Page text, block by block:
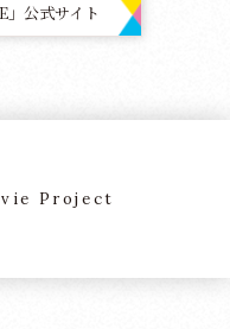
公式サイト
Project